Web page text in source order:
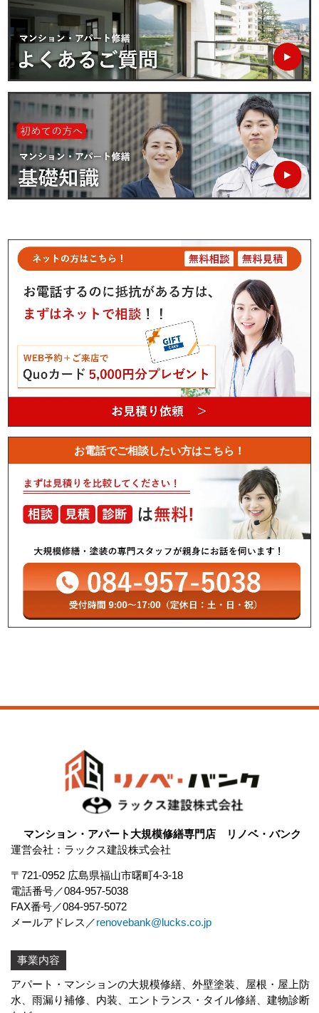
お電話でご相談したい方はこちら！
マンション・アパート大規模修繕専門店 リノベ・バンク
運営会社：ラックス建設株式会社
〒721-0952 広島県福山市曙町4-3-18
電話番号
084-957-5038
FAX番号
084-957-5072
メールアドレス
renovebank@lucks.co.jp
事業内容
アパート・マンションの大規模修繕、外壁塗装、屋根・屋上防
水、雨漏り補修 、内装、エントランス・タイル修繕、建物診断